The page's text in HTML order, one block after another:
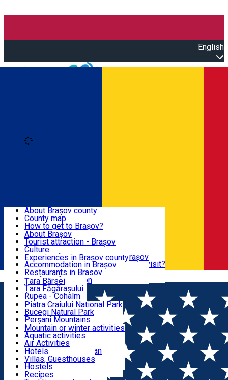
English
Română
BRAȘOV
EXPERIENCES
DESTINATIONS
NATURE
ACTIVE TOURISM
ACCOMMODATION
CULTURAL HERITAGE
About Brașov county
County map
How to get to Brașov?
Tourist Information Centers
Tourist Guides
Brașov Tourism Recommendations
Historical tourist attractions
What would a local recommend to visit?
Tourism news Brașov
Restaurants
About Brașov
Tourist attraction - Brașov
Culture
Tourist Information Center - Brașov
Accommodation in Brașov
Restaurants in Brasov
Usefull information
Experiences in Brașov county
Țara Bârsei
Țara Făgărașului
Rupea - Cohalm
ECO Destinations
Piatra Craiului National Park
Bucegi Natural Park
Perșani Mountains
Făgăraș Mountains
Postăvarul Peak
Măgura Codlei
Ciucaș Mountains
Protected areas
Other natural attractions
Speoturism
Mountain or winter activities
Aquatic activities
Air Activities
Adventure, Equestrian
Cycling, Running
Other activities
Hotels
Villas, Guesthouses
Hostels
Cottages
Recipes